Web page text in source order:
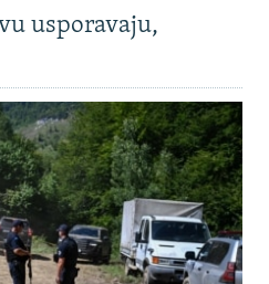
usporavaju,